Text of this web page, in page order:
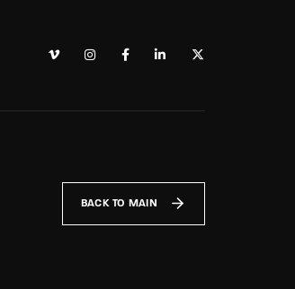
BACK TO MAIN